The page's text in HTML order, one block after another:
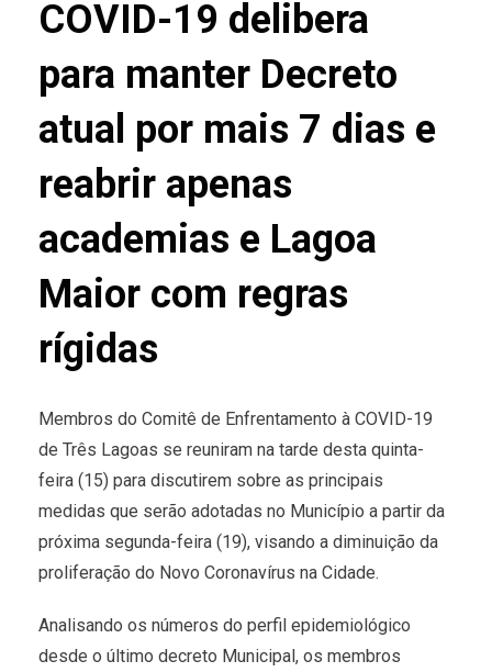
COVID-19 delibera
para manter Decreto
atual por mais 7 dias e
reabrir apenas
academias e Lagoa
Maior com regras
rígidas
Membros do Comitê de Enfrentamento à COVID-19
de Três Lagoas se reuniram na tarde desta quinta-
feira (15) para discutirem sobre as principais
medidas que serão adotadas no Município a partir da
próxima segunda-feira (19), visando a diminuição da
proliferação do Novo Coronavírus na Cidade.
Analisando os números do perfil epidemiológico
desde o último decreto Municipal, os membros